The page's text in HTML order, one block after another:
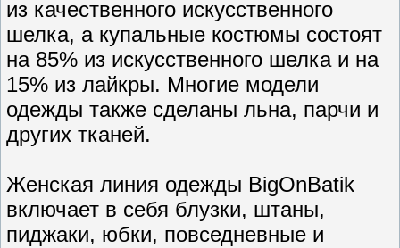
из качественного искусственного
шелка, а купальные костюмы состоят
на 85% из искусственного шелка и на
15% из лайкры. Многие модели
одежды также сделаны льна, парчи и
других тканей.
Женская линия одежды BigOnBatik
включает в себя блузки, штаны,
пиджаки, юбки, повседневные и